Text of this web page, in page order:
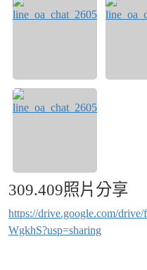
309.409照片分享
https://drive.google.com/
WgkhS?usp=sharing